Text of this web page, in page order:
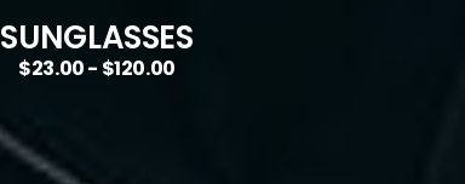
SUNGLASSES
$23.00 - $120.00